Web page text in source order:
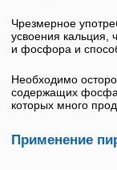
Чрезмерное
усвоения кальция,
и фосфора и
Необходимо
содержащих
которых много
Применение